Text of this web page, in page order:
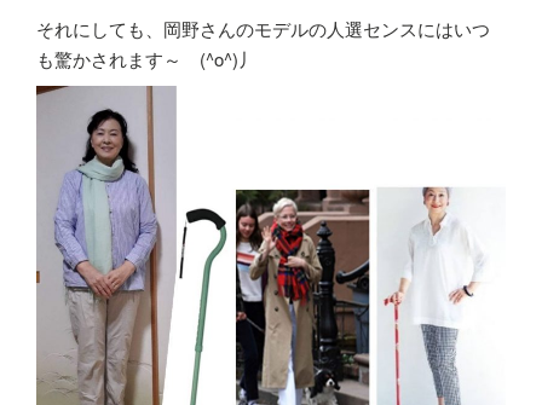
それにしても、岡野さんのモデルの人選センスにはいつ
も驚かされます～ (^o^)丿